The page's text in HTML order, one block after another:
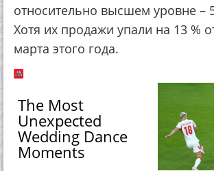
относительно высшем уровне –
Хотя их продажи упали на 13 %
марта этого года.
The Most
Unexpected
Wedding Dance
Moments